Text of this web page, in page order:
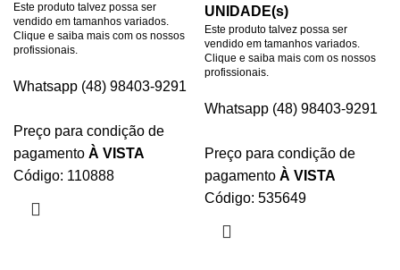
Este produto talvez possa ser
vendido em tamanhos variados.
Clique e saiba mais com os nossos
profissionais.
Whatsapp (48) 98403-9291
Preço para condição de
pagamento À VISTA
Código: 110888
UNIDADE(s)
Este produto talvez possa ser
vendido em tamanhos variados.
Clique e saiba mais com os nossos
profissionais.
Whatsapp (48) 98403-9291
Preço para condição de
pagamento À VISTA
Código: 535649